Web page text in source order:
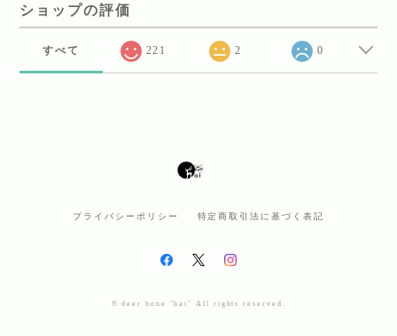
ショップの評価
すべて 221 2 0
プライバシーポリシー 特定商取引法に基づく表記
© deer bone "hai" All rights reserved.